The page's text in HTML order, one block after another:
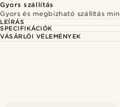
Gyors szállítás
Gyors és megbízható szállítás
LEÍRÁS
SPECIFIKÁCIÓK
VÁSÁRLÓI VÉLEMÉNYEK